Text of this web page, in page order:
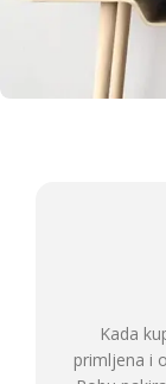
Kada
primljena i